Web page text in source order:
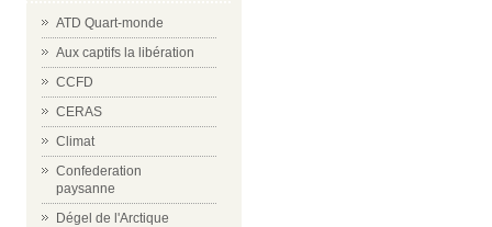
ATD Quart-monde
Aux captifs la libération
CCFD
CERAS
Climat
Confederation
paysanne
Dégel de l'Arctique